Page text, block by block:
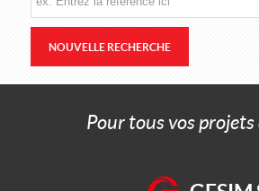
NOUVELLE RECHERCHE
Pour tous vos